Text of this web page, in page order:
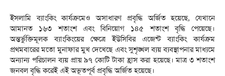
ইসলামি ব্যাংকিং কার্যক্রমেও অসাধারণ প্রবৃদ্ধি অর্জিত হয়েছে, যেখানে
আমানত ১৬৩ শতাংশ এবং বিনিয়োগ ১৪৫ শতাংশ বৃদ্ধি পেয়েছে।
অন্তর্ভুক্তিমূলক ব্যাংকিংয়ের ক্ষেত্রে ইউসিবির এজেন্ট ব্যাংকিং কার্যক্রম
প্রথমবারের মতো মুনাফার মুখ দেখেছে এবং সুশৃঙ্খল ব্যয় ব্যবস্থাপনার মাধ্যমে
অন্যান্য পরিচালন ব্যয় প্রায় ৯৭ কোটি টাকা হ্রাস করা হয়েছে। মাত্র ৩ শতাংশ
জনবল বৃদ্ধি করেই এই অভূতপূর্ব প্রবৃদ্ধি অর্জিত হয়েছে।